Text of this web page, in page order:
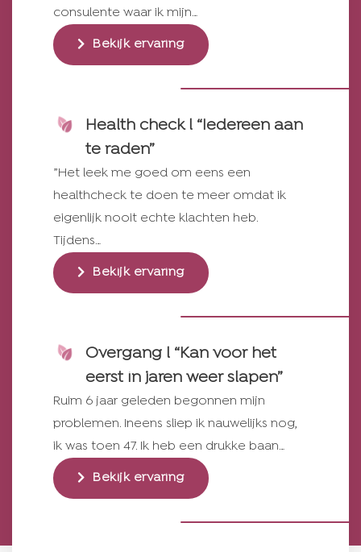
consulente waar ik mijn…
Bekijk ervaring
Health check l “Iedereen aan
te raden”
”Het leek me goed om eens een
healthcheck te doen te meer omdat ik
eigenlijk nooit echte klachten heb.
Tijdens…
Bekijk ervaring
Overgang l “Kan voor het
eerst in jaren weer slapen”
Ruim 6 jaar geleden begonnen mijn
problemen. Ineens sliep ik nauwelijks nog,
ik was toen 47. Ik heb een drukke baan…
Bekijk ervaring